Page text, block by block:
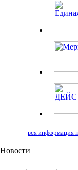
вся информация
Новости